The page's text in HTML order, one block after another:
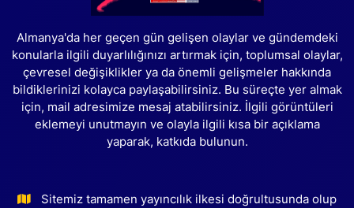
Almanya'da her geçen gün gelişen olaylar ve gündemdeki
konularla ilgili duyarlılığınızı artırmak için, toplumsal olaylar,
çevresel değişiklikler ya da önemli gelişmeler hakkında
bildiklerinizi kolayca paylaşabilirsiniz. Bu süreçte yer almak
için, mail adresimize mesaj atabilirsiniz. İlgili görüntüleri
eklemeyi unutmayın ve olayla ilgili kısa bir açıklama
yaparak, katkıda bulunun.
Sitemiz tamamen yayıncılık ilkesi doğrultusunda olup